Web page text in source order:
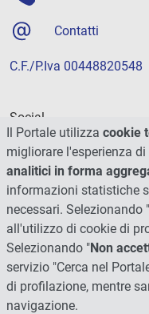
Contatti
C.F./P.Iva 00448820548
Social
Il Portale utilizza cookie
migliorare l'esperienza
analitici in forma
informazioni statistiche
necessari. Selezionando "
all'utilizzo di cookie di
Selezionando "Non
servizio "Cerca nel
di profilazione, mentre
navigazione.